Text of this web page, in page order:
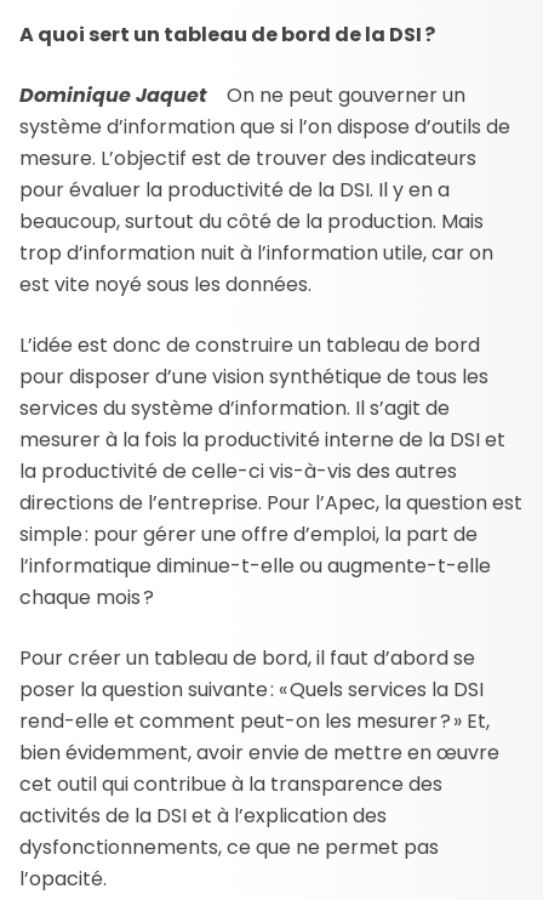
A quoi sert un tableau de bord de la DSI ?
Dominique Jaquet On ne peut gouverner un
système d’information que si l’on dispose d’outils de
mesure. L’objectif est de trouver des indicateurs
pour évaluer la productivité de la DSI. Il y en a
beaucoup, surtout du côté de la production. Mais
trop d’information nuit à l’information utile, car on
est vite noyé sous les données.
L’idée est donc de construire un tableau de bord
pour disposer d’une vision synthétique de tous les
services du système d’information. Il s’agit de
mesurer à la fois la productivité interne de la DSI et
la productivité de celle-ci vis-à-vis des autres
directions de l’entreprise. Pour l’Apec, la question est
simple : pour gérer une offre d’emploi, la part de
l’informatique diminue-t-elle ou augmente-t-elle
chaque mois ?
Pour créer un tableau de bord, il faut d’abord se
poser la question suivante : « Quels services la DSI
rend-elle et comment peut-on les mesurer ? » Et,
bien évidemment, avoir envie de mettre en œuvre
cet outil qui contribue à la transparence des
activités de la DSI et à l’explication des
dysfonctionnements, ce que ne permet pas
l’opacité.